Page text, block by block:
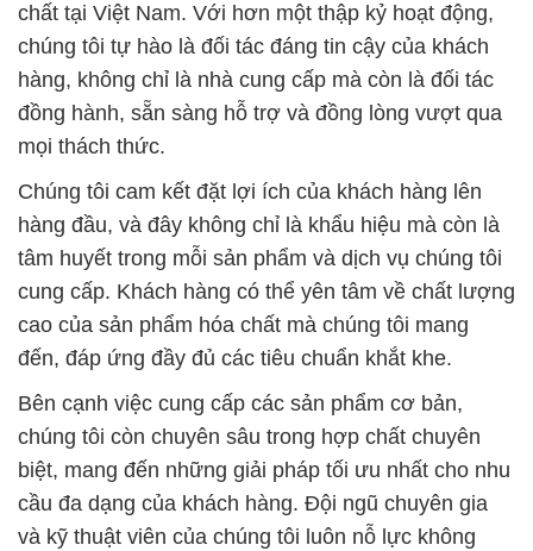
chất tại Việt Nam. Với hơn một thập kỷ hoạt động,
chúng tôi tự hào là đối tác đáng tin cậy của khách
hàng, không chỉ là nhà cung cấp mà còn là đối tác
đồng hành, sẵn sàng hỗ trợ và đồng lòng vượt qua
mọi thách thức.
Chúng tôi cam kết đặt lợi ích của khách hàng lên
hàng đầu, và đây không chỉ là khẩu hiệu mà còn là
tâm huyết trong mỗi sản phẩm và dịch vụ chúng tôi
cung cấp. Khách hàng có thể yên tâm về chất lượng
cao của sản phẩm hóa chất mà chúng tôi mang
đến, đáp ứng đầy đủ các tiêu chuẩn khắt khe.
Bên cạnh việc cung cấp các sản phẩm cơ bản,
chúng tôi còn chuyên sâu trong hợp chất chuyên
biệt, mang đến những giải pháp tối ưu nhất cho nhu
cầu đa dạng của khách hàng. Đội ngũ chuyên gia
và kỹ thuật viên của chúng tôi luôn nỗ lực không